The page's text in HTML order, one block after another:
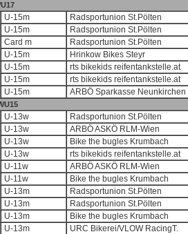
U-15m
Radsportunion St.Pölten
U-15m
Radsportunion St.Pölten
Card m
Radsportunion St.Pölten
U-15m
Hrinkow Bikes Steyr
U-15m
rts bikekids reifentankstelle.at
U-15m
rts bikekids reifentankstelle.at
U-15m ARBÖ Sparkasse Neunkirchen
U-13w
Radsportunion St.Pölten
U-13w
ARBÖ ASKÖ RLM-Wien
U-13w
Bike the bugles Krumbach
U-13w
rts bikekids reifentankstelle.at
U-11w
ARBÖ ASKÖ RLM-Wien
U-11w
Bike the bugles Krumbach
U-13m
Radsportunion St.Pölten
U-13m
Radsportunion St.Pölten
U-13m
Bike the bugles Krumbach
U-13m
URC Bikerei/VLOW RacingT.